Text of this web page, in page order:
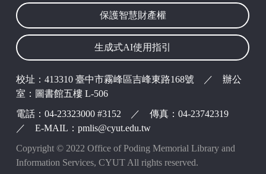
保護智慧財產權
生成式AI使用指引
校址：413310 臺中市霧峰區吉峰東路168號 ／ 辦公
室：圖書館五樓 L-506
電話：04-23323000 #3152 ／ 傳真：04-23742319
／ E-MAIL：pmlis@cyut.edu.tw
Copyright © 2022 Office of Poding Memorial Library and
Information Services, CYUT All rights reserved.